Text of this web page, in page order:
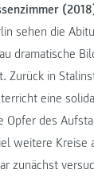
sehen die
dramatische
Zurück in
eine
Opfer des
weitere Kreise
zunächst
JOANNEUM page